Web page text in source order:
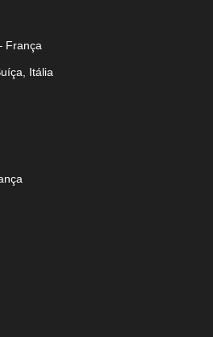
França
Itália